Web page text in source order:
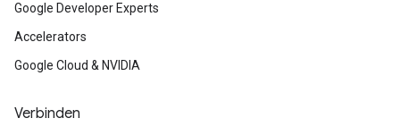
Google Developer Experts
Accelerators
Google Cloud & NVIDIA
Verbinden